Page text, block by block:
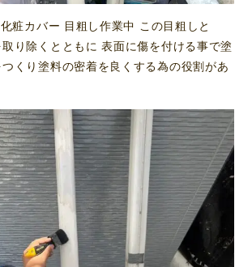
粧カバー 目粗し作業中 この目粗しと
り除くとともに 表面に傷を付ける事で塗
くり塗料の密着を良くする為の役割があ